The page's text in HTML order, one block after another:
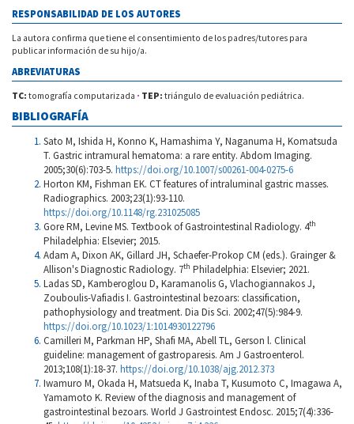
RESPONSABILIDAD DE LOS AUTORES
La autora confirma que tiene el consentimiento de los padres/tutores para
publicar información de su hijo/a.
ABREVIATURAS
TC: tomografía computarizada · TEP: triángulo de evaluación pediátrica.
BIBLIOGRAFÍA
Sato M, Ishida H, Konno K, Hamashima Y, Naganuma H, Komatsuda
T. Gastric intramural hematoma: a rare entity. Abdom Imaging.
2005;30(6):703-5. https://doi.org/10.1007/s00261-004-0275-6
Horton KM, Fishman EK. CT features of intraluminal gastric masses.
Radiographics. 2003;23(1):93-110.
https://doi.org/10.1148/rg.231025085
Gore RM, Levine MS. Textbook of Gastrointestinal Radiology. 4th
Philadelphia: Elsevier; 2015.
Adam A, Dixon AK, Gillard JH, Schaefer-Prokop CM (eds.). Grainger &
Allison's Diagnostic Radiology. 7th Philadelphia: Elsevier; 2021.
Ladas SD, Kamberoglou D, Karamanolis G, Vlachogiannakos J,
Zouboulis-Vafiadis I. Gastrointestinal bezoars: classification,
pathophysiology and treatment. Dia Dis Sci. 2002;47(5):984-9.
https://doi.org/10.1023/1:1014930122796
Camilleri M, Parkman HP, Shafi MA, Abell TL, Gerson l. Clinical
guideline: management of gastroparesis. Am J Gastroenterol.
2013;108(1):18-37. https://doi.org/10.1038/ajg.2012.373
Iwamuro M, Okada H, Matsueda K, Inaba T, Kusumoto C, Imagawa A,
Yamamoto K. Review of the diagnosis and management of
gastrointestinal bezoars. World J Gastrointest Endosc. 2015;7(4):336-